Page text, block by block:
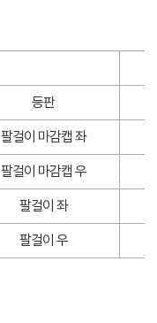
등판
팔걸이 마감캡 좌
팔걸이 마감캡 우
팔걸이 좌
팔걸이 우